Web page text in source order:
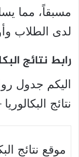
مسبقاً، مما
لدى الطلاب
رابط نتائج
اليكم جدول
نتائج البكالوريا
موقع نتائج